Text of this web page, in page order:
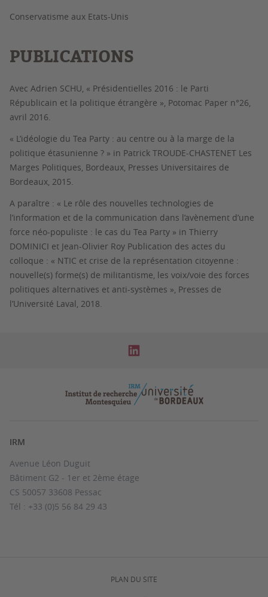
Conservatisme aux Etats-Unis
PUBLICATIONS
Avec Adrien SCHU, « Présidentielles 2016 : le Parti
Républicain et la politique étrangère », Potomac Paper n°26,
avril 2016.
« L’idéologie du Tea Party : au centre ou à la marge de la
politique étasunienne ? » in Patrick TROUDE-CHASTENET Les
Marges Politiques, Bordeaux, Presses Universitaires de
Bordeaux, 2015.
A paraître : « Le rôle des nouvelles technologies de
l’information et de la communication dans l’avènement d’une
force néo-populiste : le cas du Tea Party » in Thierry
DOMINICI et Jean-Olivier Roy Publication des actes du
colloque : « NTIC et crise de la représentation citoyenne :
nouvelle(s) forme(s) de militantisme, les voix/voie des forces
politiques alternatives et anti-systèmes », Presses de
l’Université Laval, 2018.
IRM
Avenue Léon Duguit
Bâtiment G2 - 1er et 2ème étage
CS 50057 33608 Pessac
Tél : +33 (0)5 56 84 29 43
PLAN DU SITE